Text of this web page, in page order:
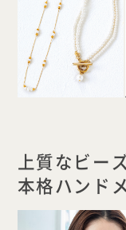
上質なビー
本格ハンド